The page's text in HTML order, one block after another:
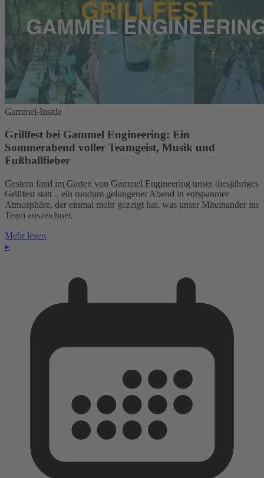
Gammel-Inside
Grillfest bei Gammel Engineering: Ein
Sommerabend voller Teamgeist, Musik und
Fußballfieber
Gestern fand im Garten von Gammel Engineering unser diesjähriges
Grillfest statt – ein rundum gelungener Abend in entspannter
Atmosphäre, der einmal mehr gezeigt hat, was unser Miteinander im
Team auszeichnet.
Mehr lesen
▸